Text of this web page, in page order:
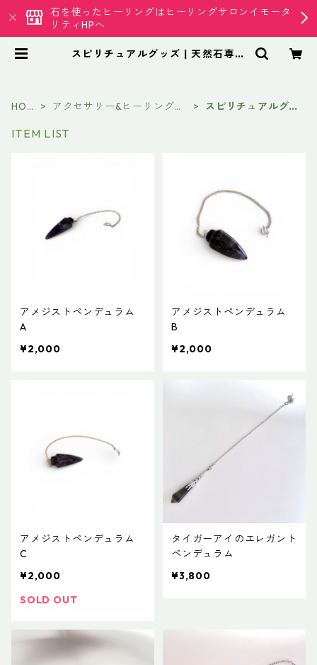
石を使ったヒーリングはヒーリングサロンイモータ
リティHPへ
スピリチュアルグッズ | 天然石専門
HOM
アクセサリー&ヒーリンググ
スピリチュアルグッ
ITEM LIST
アメジストペンデュラム
A
¥2,000
アメジストペンデュラム
B
¥2,000
アメジストペンデュラム
C
¥2,000
SOLD OUT
タイガーアイのエレガント
ペンデュラム
¥3,800